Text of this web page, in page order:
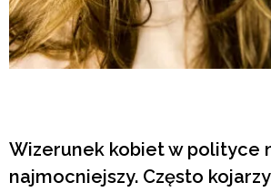
Wizerunek kobiet w polityce
najmocniejszy. Często